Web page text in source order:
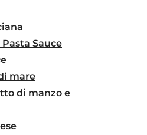
Sauce
mare
di manzo e